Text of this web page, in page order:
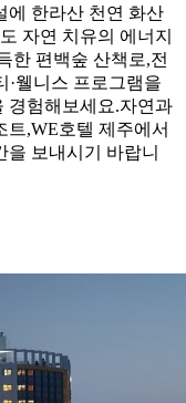
에 한라산 천연 화산
자연 치유의 에너지
한 편백숲 산책로,전
·웰니스 프로그램을
경험해보세요.자연과
,WE호텔 제주에서
보내시기 바랍니